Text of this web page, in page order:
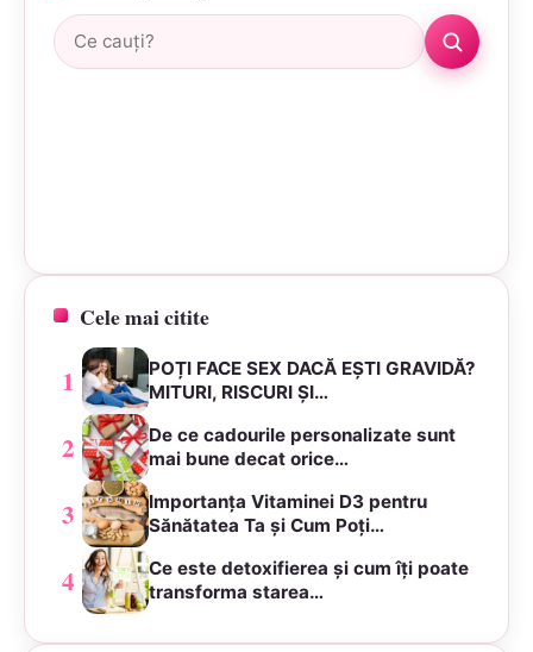
Caută:
Cele mai citite
1
POȚI FACE SEX DACĂ EȘTI GRAVIDĂ?
MITURI, RISCURI ȘI…
2
De ce cadourile personalizate sunt
mai bune decat orice…
3
Importanța Vitaminei D3 pentru
Sănătatea Ta și Cum Poți…
4
Ce este detoxifierea și cum îți poate
transforma starea…